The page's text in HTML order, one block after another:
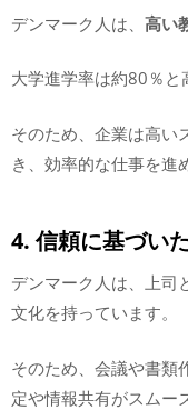
デンマーク人は、 高い
大学進学率は約80％と
そのため、企業は高い
き、効率的な仕事を進
4. 信頼に基づい
デンマーク人は、上司
文化を持っています。
そのため、会議や書類
定や情報共有がスムー